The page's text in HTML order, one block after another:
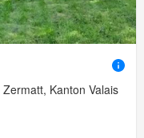
Kanton Valais